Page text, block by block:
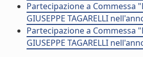
Partecipazione a Commessa
GIUSEPPE TAGARELLI
Partecipazione a Commessa
GIUSEPPE TAGARELLI